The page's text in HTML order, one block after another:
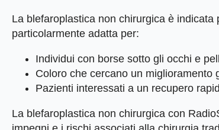
La blefaroplastica non chirurgica è
particolarmente adatta per:
Individui con borse sotto gli occhi e
Coloro che cercano un miglioramento
Pazienti interessati a un recupero
La blefaroplastica non chirurgica con